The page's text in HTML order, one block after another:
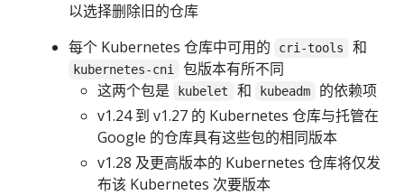
以选择删除旧的仓库
每个 Kubernetes 仓库中可用的
cri-tools 和
kubernetes-cni
包版本有所不同
这两个包是
kubelet 和 kubeadm
的依赖项
v1.24 到 v1.27 的 Kubernetes 仓库与托管在
Google 的仓库具有这些包的相同版本
v1.28 及更高版本的 Kubernetes 仓库将仅发
布该 Kubernetes 次要版本